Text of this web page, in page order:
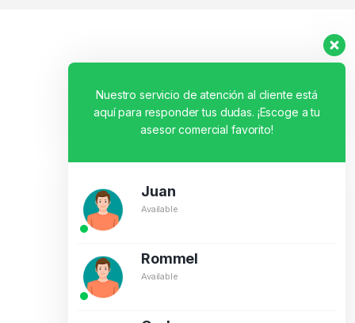
Nuestro servicio de atención al cliente está
aquí para responder tus dudas. ¡Escoge a tu
asesor comercial favorito!
Juan
Available
Rommel
Available